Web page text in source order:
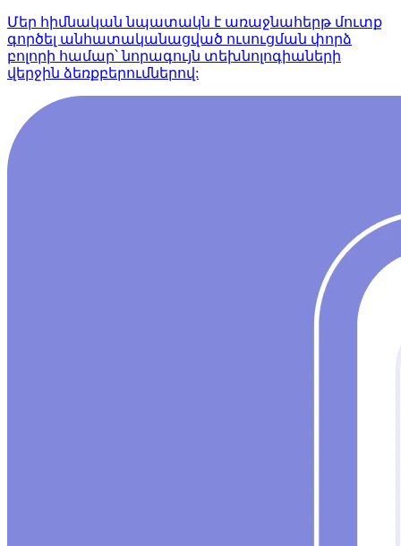
Մեր հիմնական նպատակն է առաջնահերթ մուտք
գործել անհատականացված ուսուցման փորձ
բոլորի համար՝ նորագույն տեխնոլոգիաների
վերջին ձեռքբերումներով: